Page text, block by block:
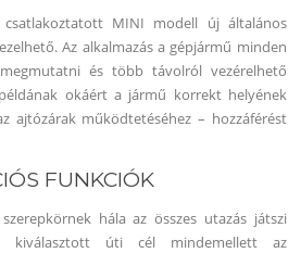
MINI modell új általános
Az alkalmazás a gépjármű minden
és több távolról vezérelhető
okáért a jármű korrekt helyének
ajtózárak működtetéséhez – hozzáférést
FUNKCIÓK
hála az összes utazás játszi
kiválasztott úti cél mindemellett az